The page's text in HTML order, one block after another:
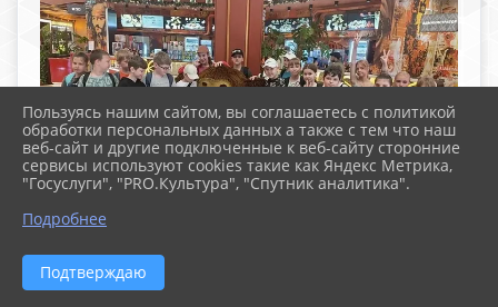
Пользуясь нашим сайтом, вы соглашаетесь с политикой
обработки персональных данных а также с тем что наш
веб-сайт и другие подключенные к веб-сайту сторонние
сервисы используют cookies такие как Яндекс Метрика,
"Госуслуги", "PRO.Культура", "Спутник аналитика".
Подробнее
Подтверждаю